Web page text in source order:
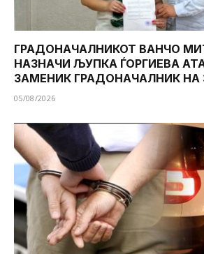
ГРАДОНАЧАЛНИКОТ ВАНЧО
НАЗНАЧИ ЉУПКА ЃОРГИЕВА
ЗАМЕНИК ГРАДОНАЧАЛНИК НА
05/08/2026